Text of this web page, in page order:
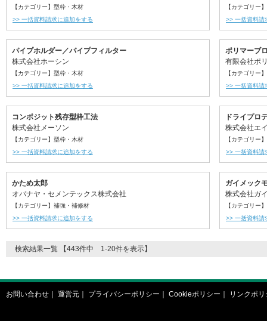
【カテゴリー】型枠・木材
>> 一括資料請求に追加をする
【カテゴリー
>> 一括資料請
パイプホルダー／パイプフィルター
株式会社ホーシン
【カテゴリー】型枠・木材
>> 一括資料請求に追加をする
ポリマーブ
有限会社ポ
【カテゴリー
>> 一括資料請
コンポジット残存型枠工法
株式会社メーソン
【カテゴリー】型枠・木材
>> 一括資料請求に追加をする
ドライプロ
株式会社エ
【カテゴリー
>> 一括資料請
かため太郎
オバナヤ・セメンテックス株式会社
【カテゴリー】補強・補修材
>> 一括資料請求に追加をする
ガイメック
株式会社ガ
【カテゴリー
>> 一括資料請
検索結果一覧 【443件中 1-20件を表示】
お問い合わせ 運営元 プライバシーポリシー Cookieポリシー リンクポリ